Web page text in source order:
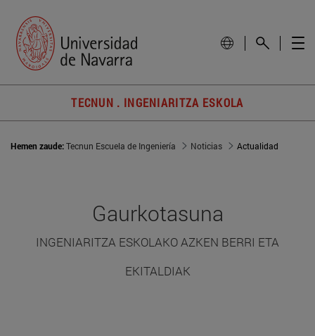
TECNUN . INGENIARITZA ESKOLA
Hemen zaude:Tecnun Escuela de Ingeniería Noticias Actualidad
Gaurkotasuna
INGENIARITZA ESKOLAKO AZKEN BERRI ETA
EKITALDIAK